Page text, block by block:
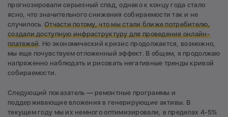
прогнозировали серьезный спад, однако к концу года стало
ясно, что значительного снижения собираемости так и не
случилось. Отчасти потому, что мы стали ближе потребителю,
создали доступную инфраструктуру для проведения онлайн-
платежей. Но экономический кризис продолжается, возможно,
мы еще почувствуем отложенный эффект. В общем, я продолжаю
напряженно наблюдать и рисовать негативные тренды кривой
собираемости.
Следующий показатель — ремонтные программы и
поддерживающие вложения в генерирующие активы. В
текущем году мы их немного оптимизировали, в пределах 4-5%